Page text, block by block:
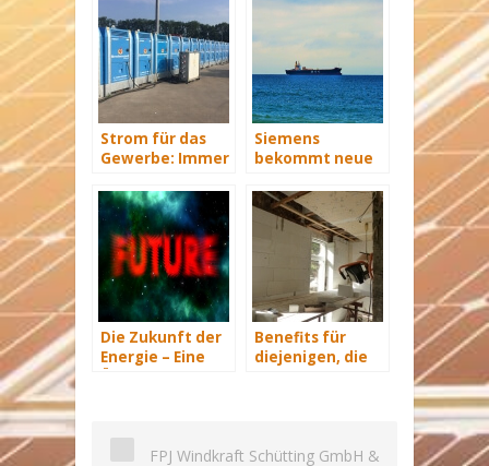
Strom für das
Gewerbe: Immer
versorgt
Siemens
bekommt neue
Schiffe
Die Zukunft der
Energie – Eine
Benefits für
diejenigen, die
FPJ Windkraft Schütting GmbH &